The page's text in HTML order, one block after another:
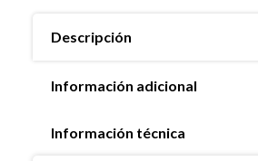
Descripción
Información adicional
Información técnica